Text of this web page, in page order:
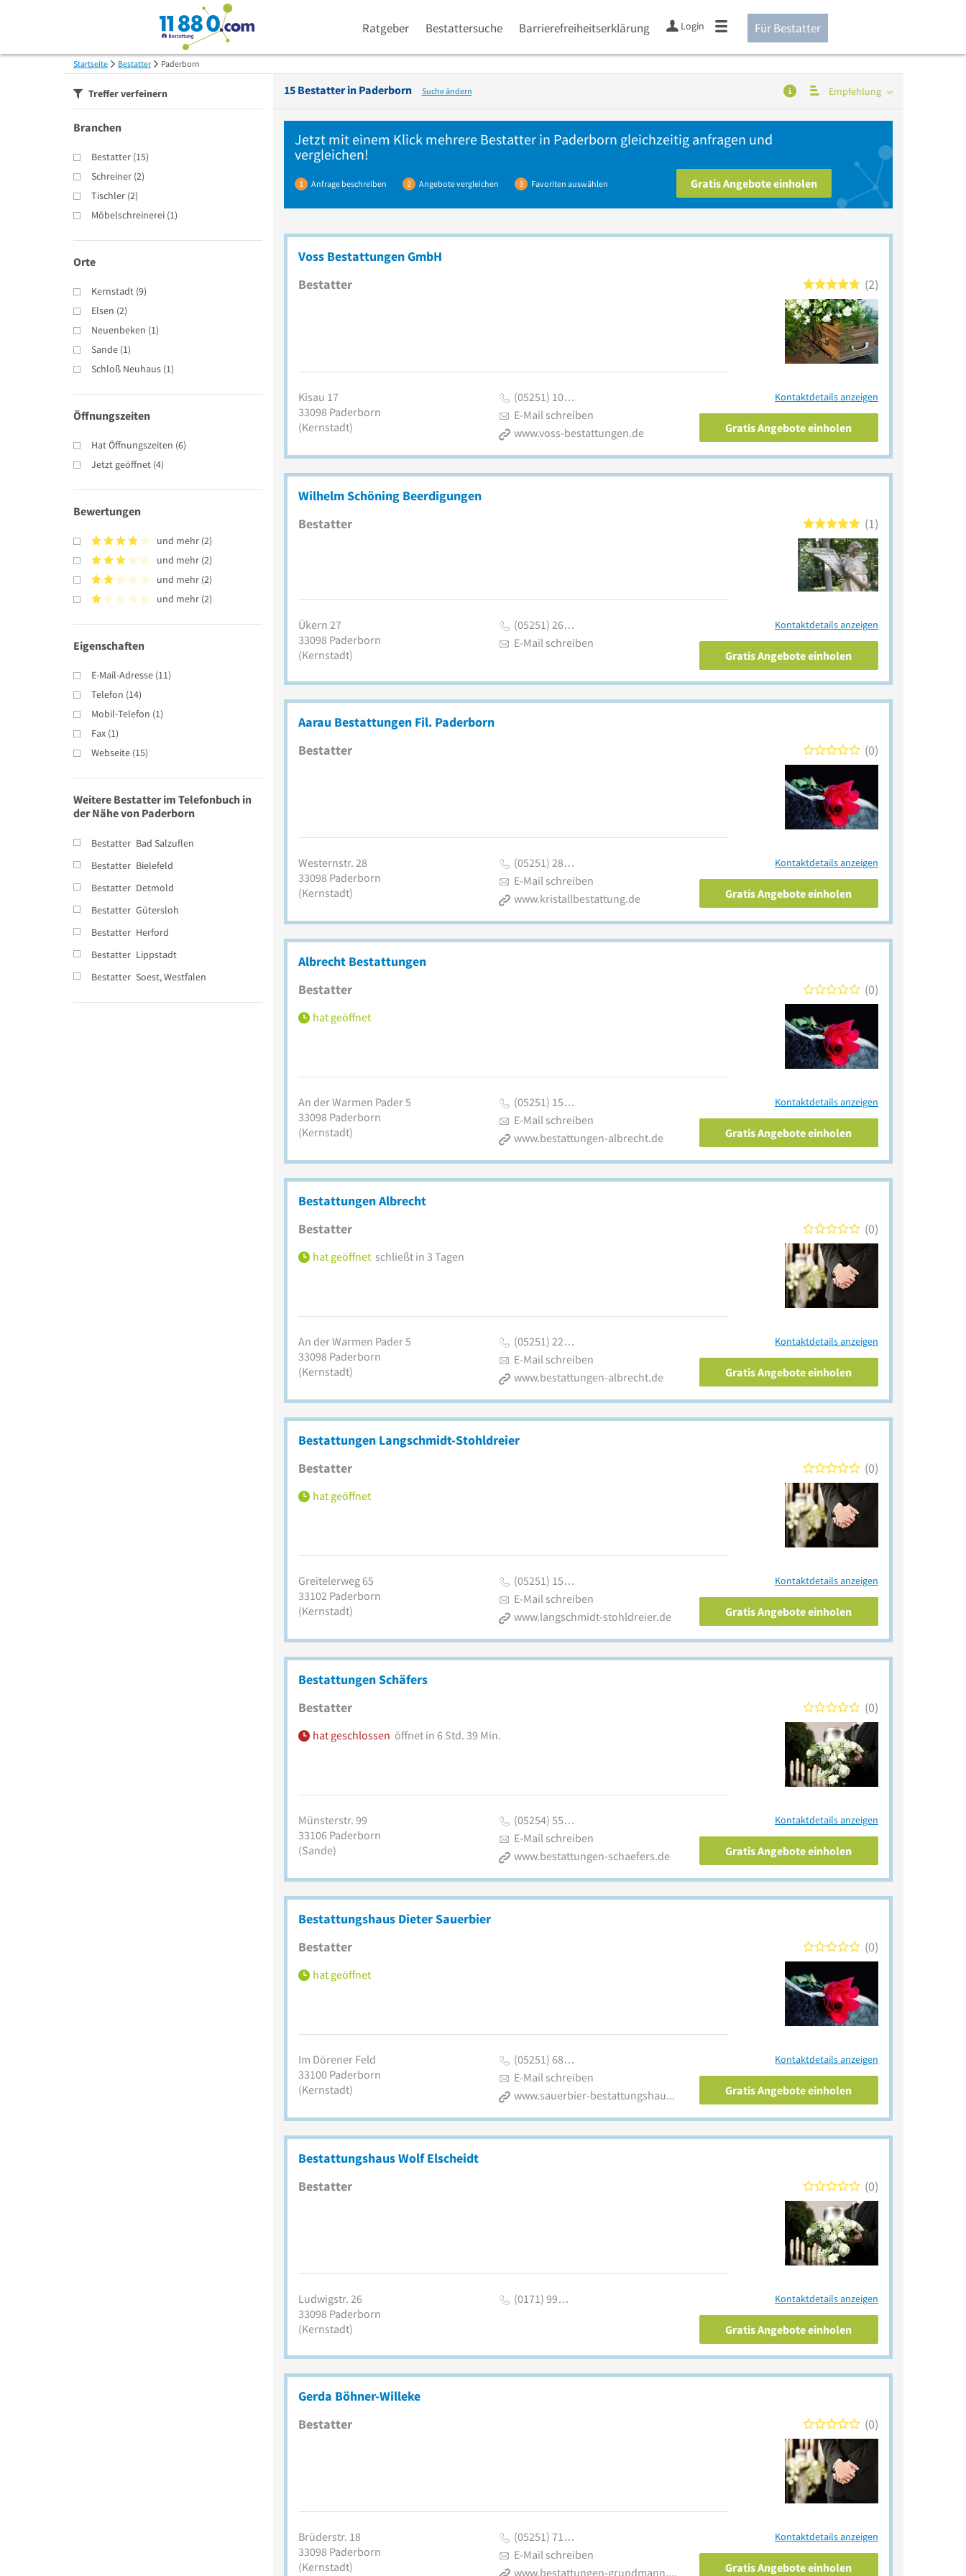
Ratgeber Bestattersuche Barrierefreiheitserklärung Login Für Bestatter
Startseite Bestatter Paderborn
Treffer verfeinern
Branchen
Bestatter (15)
Schreiner (2)
Tischler (2)
Möbelschreinerei (1)
Orte
Kernstadt (9)
Elsen (2)
Neuenbeken (1)
Sande (1)
Schloß Neuhaus (1)
Öffnungszeiten
Hat Öffnungszeiten (6)
Jetzt geöffnet (4)
Bewertungen
und mehr (2)
und mehr (2)
und mehr (2)
und mehr (2)
Eigenschaften
E-Mail-Adresse (11)
Telefon (14)
Mobil-Telefon (1)
Fax (1)
Webseite (15)
Weitere Bestatter im Telefonbuch in
der Nähe von Paderborn
Bestatter Bad Salzuflen
Bestatter Bielefeld
Bestatter Detmold
Bestatter Gütersloh
Bestatter Herford
Bestatter Lippstadt
Bestatter Soest, Westfalen
15 Bestatter in Paderborn Suche ändern Empfehlung
1 Anfrage beschreiben 2 Angebote vergleichen 3 Favoriten auswählen
Jetzt mit einem Klick mehrere Bestatterin Paderborn gleichzeitig anfragen und
vergleichen!
Gratis Angebote einholen
Voss Bestattungen GmbH
Bestatter
2
Kisau 17
33098 Paderborn
(Kernstadt)
(05251) 10…
E-Mail schreiben
www.voss-bestattungen.de
Kontaktdetails anzeigen
Gratis Angebote einholen
Wilhelm Schöning Beerdigungen
Bestatter
1
Ükern 27
33098 Paderborn
(Kernstadt)
(05251) 26…
E-Mail schreiben
Kontaktdetails anzeigen
Gratis Angebote einholen
Aarau Bestattungen Fil. Paderborn
Bestatter
0
Westernstr. 28
33098 Paderborn
(Kernstadt)
(05251) 28…
E-Mail schreiben
www.kristallbestattung.de
Kontaktdetails anzeigen
Gratis Angebote einholen
Albrecht Bestattungen
Bestatter
hat geöffnet
0
An der Warmen Pader 5
33098 Paderborn
(Kernstadt)
(05251) 15…
E-Mail schreiben
www.bestattungen-albrecht.de
Kontaktdetails anzeigen
Gratis Angebote einholen
Bestattungen Albrecht
Bestatter
hat geöffnet schließt in 3 Tagen
0
An der Warmen Pader 5
33098 Paderborn
(Kernstadt)
(05251) 22…
E-Mail schreiben
www.bestattungen-albrecht.de
Kontaktdetails anzeigen
Gratis Angebote einholen
Bestattungen Langschmidt-Stohldreier
Bestatter
hat geöffnet
0
Greitelerweg 65
33102 Paderborn
(Kernstadt)
(05251) 15…
E-Mail schreiben
www.langschmidt-stohldreier.de
Kontaktdetails anzeigen
Gratis Angebote einholen
Bestattungen Schäfers
Bestatter
hat geschlossen öffnet in 6 Std. 39 Min.
0
Münsterstr. 99
33106 Paderborn
(Sande)
(05254) 55…
E-Mail schreiben
www.bestattungen-schaefers.de
Kontaktdetails anzeigen
Gratis Angebote einholen
Bestattungshaus Dieter Sauerbier
Bestatter
hat geöffnet
0
Im Dörener Feld
33100 Paderborn
(Kernstadt)
(05251) 68…
E-Mail schreiben
www.sauerbier-bestattungshaus.de
Kontaktdetails anzeigen
Gratis Angebote einholen
Bestattungshaus Wolf Elscheidt
Bestatter
0
Ludwigstr. 26
33098 Paderborn
(Kernstadt)
(0171) 99… Kontaktdetails anzeigen
Gratis Angebote einholen
Gerda Böhner-Willeke
Bestatter
0
Brüderstr. 18
33098 Paderborn
(Kernstadt)
(05251) 71…
E-Mail schreiben
www.bestattungen-grundmann.de
Kontaktdetails anzeigen
Gratis Angebote einholen